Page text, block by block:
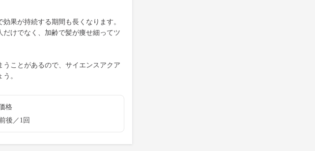
果が持続する期間も長くなります。
けでなく、加齢で髪が痩せ細ってツ
ことがあるので、サイエンスアクア
。
格
後／1回